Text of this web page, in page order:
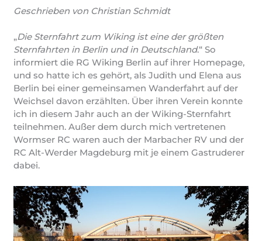
Geschrieben von Christian Schmidt
„Die Sternfahrt zum Wiking ist eine der größten
Sternfahrten in Berlin und in Deutschland.“ So
informiert die RG Wiking Berlin auf ihrer Homepage,
und so hatte ich es gehört, als Judith und Elena aus
Berlin bei einer gemeinsamen Wanderfahrt auf der
Weichsel davon erzählten. Über ihren Verein konnte
ich in diesem Jahr auch an der Wiking-Sternfahrt
teilnehmen. Außer dem durch mich vertretenen
Wormser RC waren auch der Marbacher RV und der
RC Alt-Werder Magdeburg mit je einem Gastruderer
dabei.